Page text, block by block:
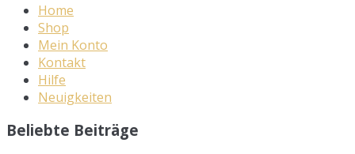
Home
Shop
Mein Konto
Kontakt
Hilfe
Neuigkeiten
Beliebte Beiträge